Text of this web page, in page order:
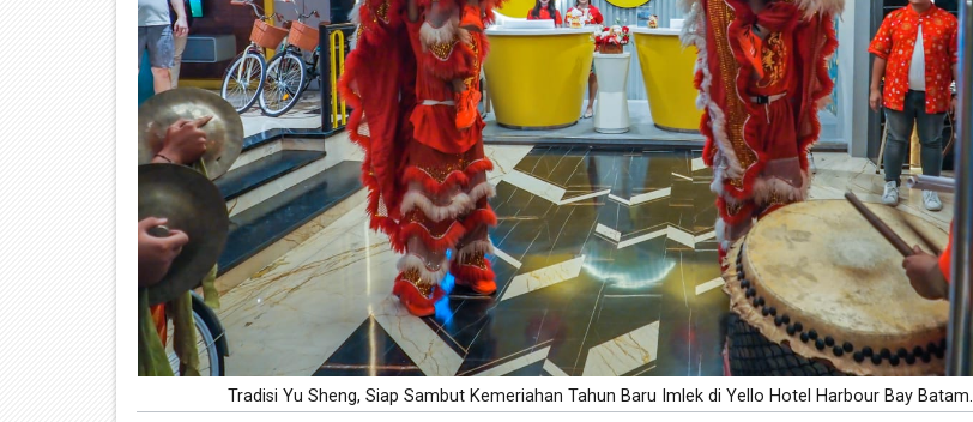
Tradisi Yu Sheng, Siap Sambut Kemeriahan Tahun Baru Imlek di Yello Hotel Harbour Bay Batam.